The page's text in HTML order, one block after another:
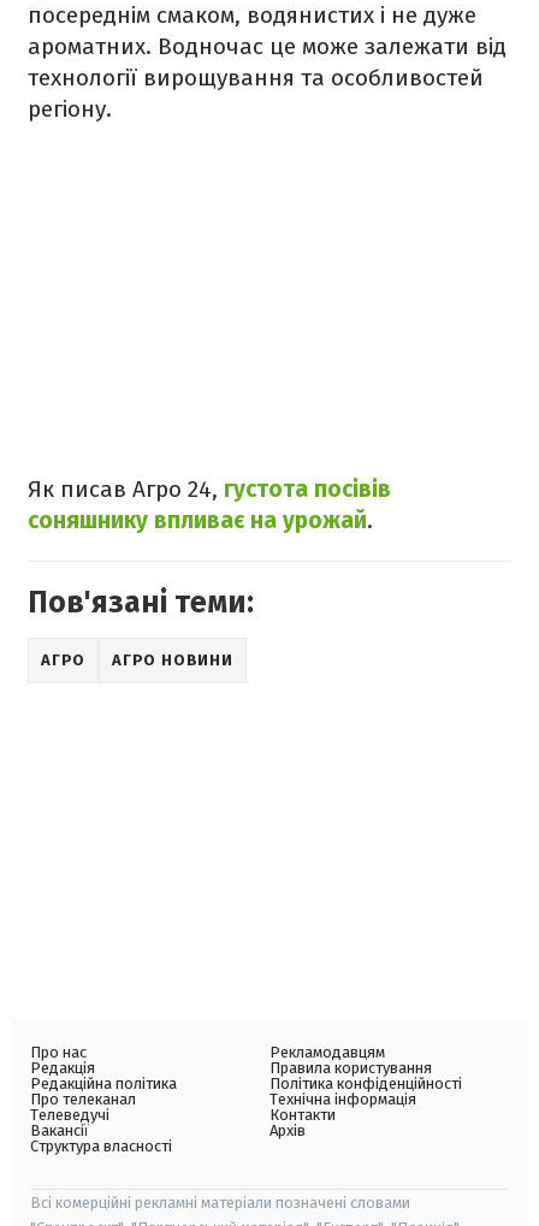
посереднім смаком, водянистих і не дуже
ароматних. Водночас це може залежати від
технології вирощування та особливостей
регіону.
Як писав Агро 24, густота посівів
соняшнику впливає на урожай.
Пов'язані теми:
АГРО АГРО НОВИНИ
Про нас
Редакція
Редакційна політика
Про телеканал
Телеведучі
Вакансії
Структура власності
Рекламодавцям
Правила користування
Політика конфіденційності
Технічна інформація
Контакти
Архів
Всі комерційні рекламні матеріали позначені словами